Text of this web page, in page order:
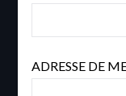
ADRESSE DE